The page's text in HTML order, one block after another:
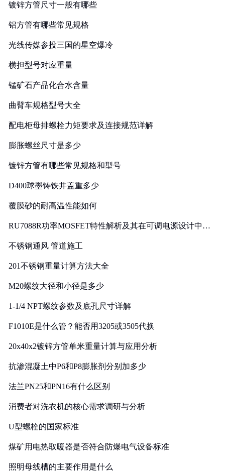
镀锌方管尺寸一般有哪些
铝方管有哪些常见规格
光线传媒参投三国的星空爆冷
横担型号对应重量
锰矿石产品化合水含量
曲臂车规格型号大全
配电柜母排螺栓力矩要求及连接规范详解
膨胀螺丝尺寸是多少
镀锌方管有哪些常见规格和型号
D400球墨铸铁井盖重多少
覆膜砂的耐高温性能如何
RU7088R功率MOSFET特性解析及其在可调电源设计中的
不锈钢通风 管道施工
201不锈钢重量计算方法大全
M20螺纹大径和小径是多少
1-1/4 NPT螺纹参数及底孔尺寸详解
F1010E是什么管？能否用3205或3505代换
20x40x2镀锌方管单米重量计算与应用分析
抗渗混凝土中P6和P8膨胀剂分别加多少
法兰PN25和PN16有什么区别
消费者对洗衣机的核心需求调研与分析
U型螺栓的国家标准
煤矿用电热取暖器是否符合防爆电气设备标准
照明母线槽的主要作用是什么